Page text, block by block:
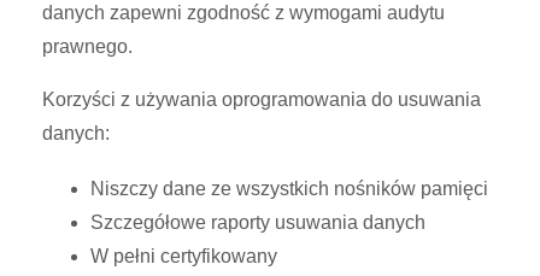
danych zapewni zgodność z wymogami audytu
prawnego.
Korzyści z używania oprogramowania do usuwania
danych:
Niszczy dane ze wszystkich nośników pamięci
Szczegółowe raporty usuwania danych
W pełni certyfikowany